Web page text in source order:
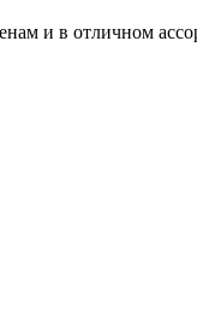
и в отличном